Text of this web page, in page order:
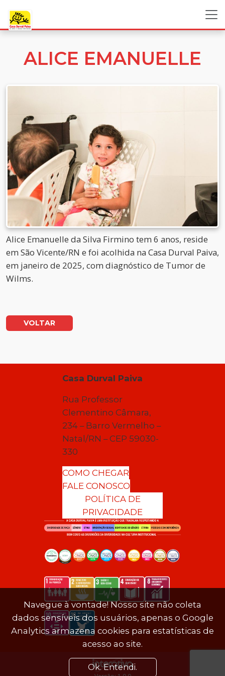
ALICE EMANUELLE
Alice Emanuelle da Silva Firmino tem 6 anos, reside
em São Vicente/RN e foi acolhida na Casa Durval Paiva,
em janeiro de 2025, com diagnóstico de Tumor de
Wilms.
VOLTAR
Casa Durval Paiva
Rua Professor
Clementino Câmara,
234 – Barro Vermelho –
Natal/RN – CEP 59030-
330
COMO CHEGAR
FALE CONOSCO
POLÍTICA DE
PRIVACIDADE
Navegue à vontade! Nosso site não coleta
dados sensíveis dos usuários, apenas o Google
Analytics armazena cookies para estatísticas de
acesso ao site.
Ok. Entendi.